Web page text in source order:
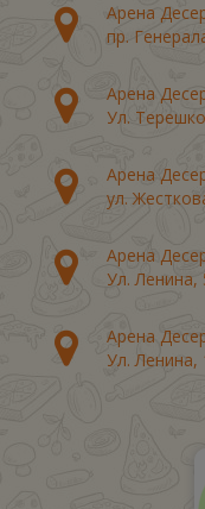
Арена
пр.
Арена
Ул.
Арена
ул.
Арена
Ул. Ленина,
Арена
Ул. Ленина,